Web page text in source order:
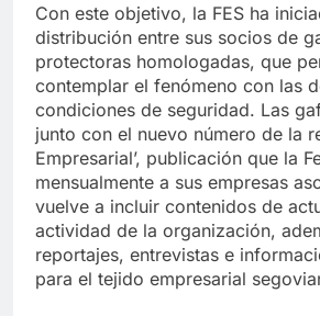
Con este objetivo, la FES ha
distribución entre sus socios de
protectoras homologadas, que
contemplar el fenómeno con las
condiciones de seguridad. Las
junto con el nuevo número de la
Empresarial’, publicación que la
mensualmente a sus empresas
vuelve a incluir contenidos de
actividad de la organización,
reportajes, entrevistas e
para el tejido empresarial